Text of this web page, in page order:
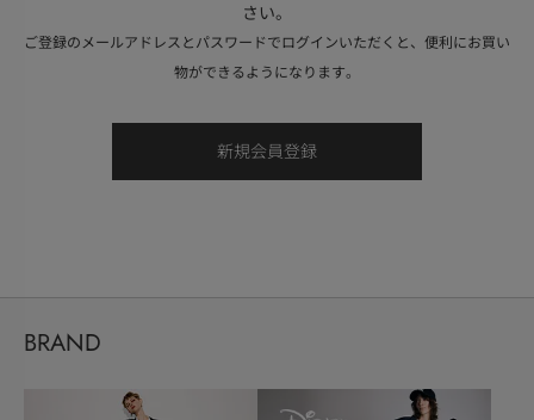
さい。
ご登録のメールアドレスとパスワードでログインいただくと、便利にお買い
物ができるようになります。
BRAND